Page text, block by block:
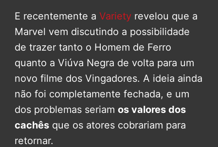
E recentemente a Variety revelou que a
Marvel vem discutindo a possibilidade
de trazer tanto o Homem de Ferro
quanto a Viúva Negra de volta para um
novo filme dos Vingadores. A ideia ainda
não foi completamente fechada, e um
dos problemas seriam os valores dos
cachês que os atores cobrariam para
retornar.